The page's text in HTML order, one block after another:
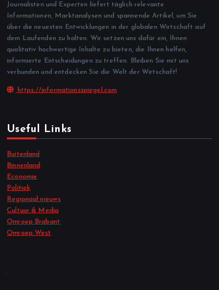
Journalisten und Experten liefert täglich relevante
Informationen, Marktanalysen und spannende Artikel, um Sie
über die neuesten Entwicklungen in der globalen Wirtschaft auf
dem Laufenden zu halten. Wir setzen uns dafür ein, Ihnen
qualitativ hochwertige Inhalte zu bieten, die Ihnen helfen,
informierte Entscheidungen zu treffen. Bleiben Sie mit uns
verbunden und entdecken Sie die Welt der Wirtschaft!
https://informationsspiegel.com
Useful Links
Buitenland
Binnenland
Economie
Politiek
Regionaal nieuws
Cultuur & Media
Omroep Brabant
Omroep West
.